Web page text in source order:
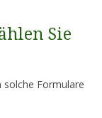
Sie
solche Formulare